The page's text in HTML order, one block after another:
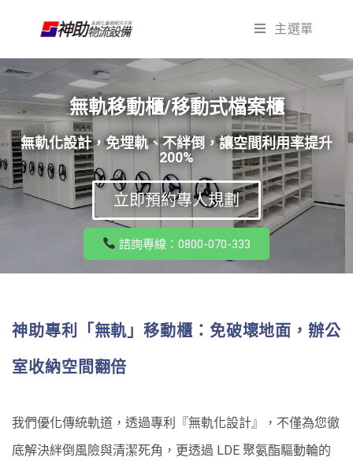
主選單
無軌移動櫃/移動式檔案櫃
無軌化設計，免埋軌、不絆倒，讓空間利用率提升
200%
立即預約專人規劃
諮詢專線：0800-070-333
神助專利「無軌」移動櫃：免破壞地面，辦公
室收納空間翻倍
我們優化傳統軌道，透過專利『無軌化設計』，不僅為您徹
底解決絆倒風險與清潔死角，更透過 LDE 聚氨酯驅動輪的